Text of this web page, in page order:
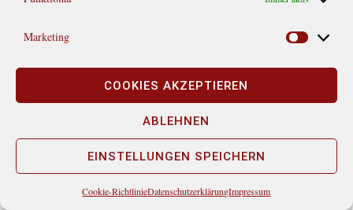
Marketing
COOKIES AKZEPTIEREN
ABLEHNEN
EINSTELLUNGEN SPEICHERN
Cookie-RichtlinieDatenschutzerklärungImpressum
und mich nicht gleich vergisst:
Ich mach‘ dir dies Gedicht.
Ich hoff‘, es ist so schlicht,
so süß und zart wie du.
Georg Heym